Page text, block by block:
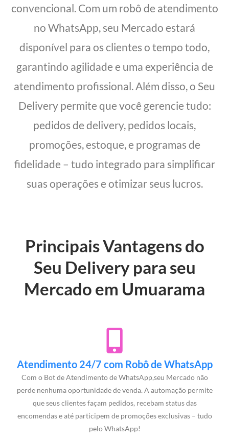
convencional. Com um robô de atendimento
no WhatsApp, seu Mercado estará
disponível para os clientes o tempo todo,
garantindo agilidade e uma experiência de
atendimento profissional. Além disso, o Seu
Delivery permite que você gerencie tudo:
pedidos de delivery, pedidos locais,
promoções, estoque, e programas de
fidelidade – tudo integrado para simplificar
suas operações e otimizar seus lucros.
Principais Vantagens do
Seu Delivery para seu
Mercado em Umuarama
Atendimento 24/7 com Robô de WhatsApp
Com o Bot de Atendimento de WhatsApp,seu Mercado não
perde nenhuma oportunidade de venda. A automação permite
que seus clientes façam pedidos, recebam status das
encomendas e até participem de promoções exclusivas – tudo
pelo WhatsApp!